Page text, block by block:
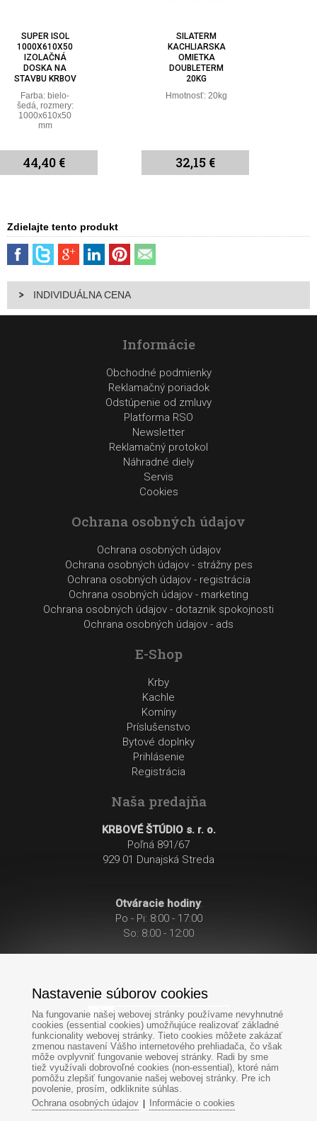
SUPER ISOL
1000X610X50
IZOLAČNÁ
DOSKA NA
STAVBU KRBOV
Farba: bielo-
šedá, rozmery:
1000x610x50
mm
44,40 €
SILATERM
KACHLIARSKA
OMIETKA
DOUBLETERM
20KG
Hmotnosť: 20kg
32,15 €
Zdielajte tento produkt
INDIVIDUÁLNA CENA
Informácie
Obchodné podmienky
Reklamačný poriadok
Odstúpenie od zmluvy
Platforma RSO
Newsletter
Reklamačný protokol
Náhradné diely
Servis
Cookies
Ochrana osobných údajov
Ochrana osobných údajov
Ochrana osobných údajov - strážny pes
Ochrana osobných údajov - registrácia
Ochrana osobných údajov - marketing
Ochrana osobných údajov - dotaznik spokojnosti
Ochrana osobných údajov - ads
E-Shop
Krby
Kachle
Komíny
Príslušenstvo
Bytové doplnky
Prihlásenie
Registrácia
Naša predajňa
KRBOVÉ ŠTÚDIO s. r. o.
Poľná 891/67
929 01 Dunajská Streda
Otváracie hodiny:
Po - Pi: 8:00 - 17:00
So: 8:00 - 12:00
Po-Pi: 8:00 - 17:00
So: 8:00 - 12:00
+421949303 099
Nastavenie súborov cookies
Na fungovanie našej webovej stránky používame nevyhnutné
cookies (essential cookies) umožňujúce realizovať základné
funkcionality webovej stránky. Tieto cookies môžete zakázať
zmenou nastavení Vášho internetového prehliadača, čo však
môže ovplyvniť fungovanie webovej stránky. Radi by sme
tiež využívali dobrovoľné cookies (non-essential), ktoré nám
pomôžu zlepšiť fungovanie našej webovej stránky. Pre ich
povolenie, prosím, odkliknite súhlas.
Ochrana osobných údajov| Informácie o cookies